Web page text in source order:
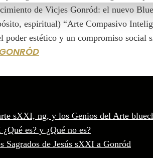
de Vicjes Gonród: el nuevo
espiritual) “Arte Compasivo
poder estético y un compromiso social
sXXI, ng, y los Genios del Arte
es? y ¿Qué no es?
Sagrados de Jesús sXXI a Gonród